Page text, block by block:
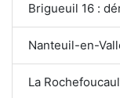
Brigueuil 16 :
Nanteuil-en-
La